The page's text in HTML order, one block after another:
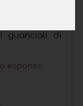
guanciali di
espanso